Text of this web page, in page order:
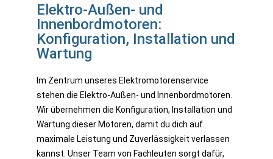
Elektro-Außen- und
Innenbordmotoren:
Konfiguration, Installation und
Wartung
Im Zentrum unseres Elektromotorenservice
stehen die Elektro-Außen- und Innenbordmotoren.
Wir übernehmen die Konfiguration, Installation und
Wartung dieser Motoren, damit du dich auf
maximale Leistung und Zuverlässigkeit verlassen
kannst. Unser Team von Fachleuten sorgt dafür,